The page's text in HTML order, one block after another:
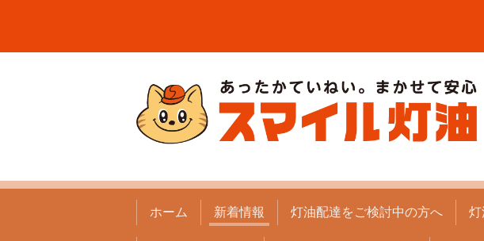
ホーム 新着情報 灯油配達をご検討中の方へ 灯